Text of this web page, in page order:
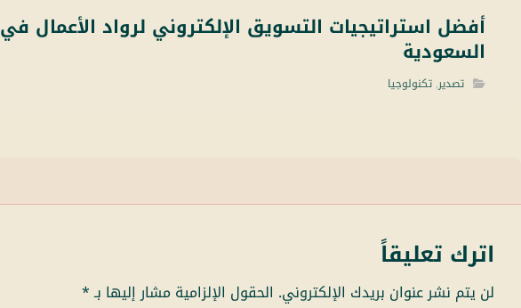
أفضل استراتيجيات التسويق الإلكتروني لرواد الأعمال في
السعودية
تصدير, تكنولوجيا
اترك تعليقاً
لن يتم نشر عنوان بريدك الإلكتروني. الحقول الإلزامية مشار إليها بـ*